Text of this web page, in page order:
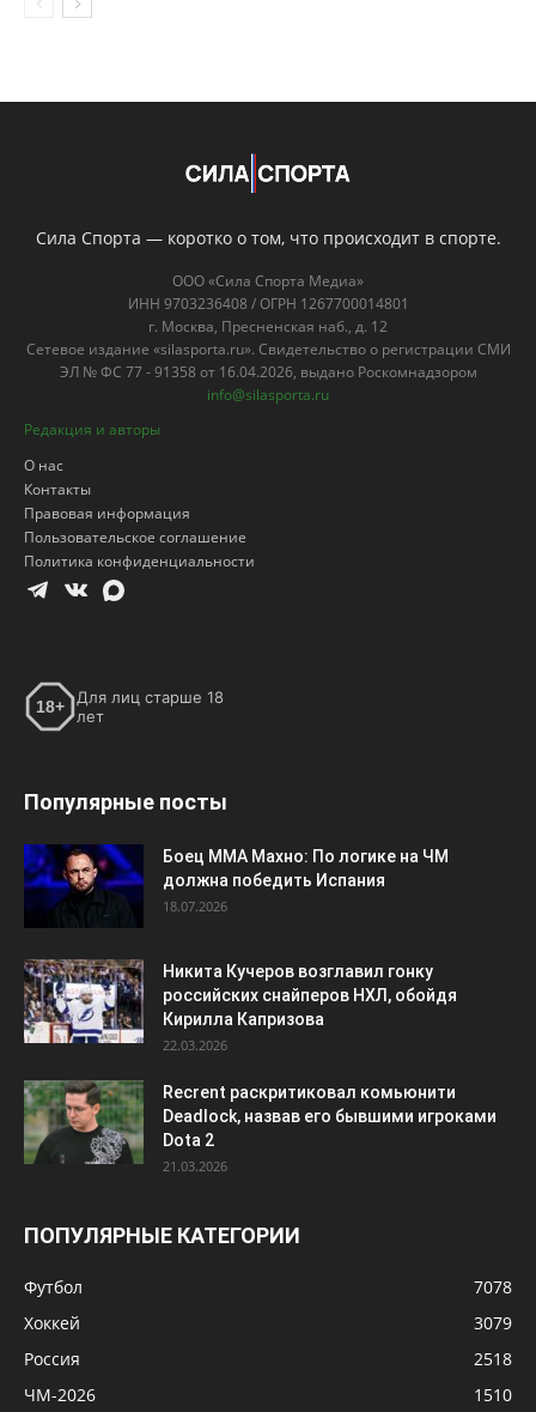
Сила Спорта — коротко о том, что происходит в спорте.
ООО «Сила Спорта Медиа»
ИНН 9703236408 / ОГРН 1267700014801
г. Москва, Пресненская наб., д. 12
Сетевое издание «silasporta.ru». Свидетельство о регистрации СМИ
ЭЛ № ФС 77 - 91358 от 16.04.2026, выдано Роскомнадзором
info@silasporta.ru
Редакция и авторы
О нас
Контакты
Правовая информация
Пользовательское соглашение
Политика конфиденциальности
18+
Для лиц старше 18
лет
Популярные посты
Боец ММА Махно: По логике на ЧМ
должна победить Испания
18.07.2026
Никита Кучеров возглавил гонку
российских снайперов НХЛ, обойдя
Кирилла Капризова
22.03.2026
Recrent раскритиковал комьюнити
Deadlock, назвав его бывшими игроками
Dota 2
21.03.2026
ПОПУЛЯРНЫЕ КАТЕГОРИИ
Футбол
7078
Хоккей
3079
Россия
2518
ЧМ-2026
1510